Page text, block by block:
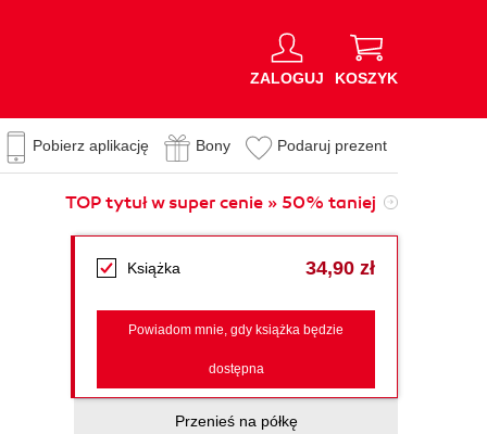
ZALOGUJ KOSZYK
Pobierz aplikację Bony Podaruj prezent
TOP tytuł w super cenie » 50% taniej
Książka 34,90 zł
Powiadom mnie, gdy książka będzie
dostępna
Przenieś na półkę